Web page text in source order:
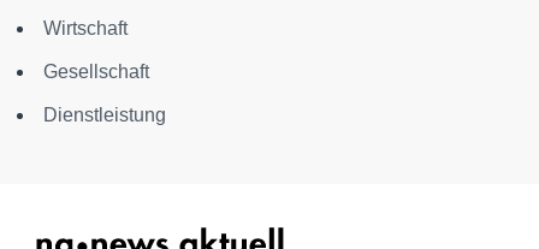
Wirtschaft
Gesellschaft
Dienstleistung